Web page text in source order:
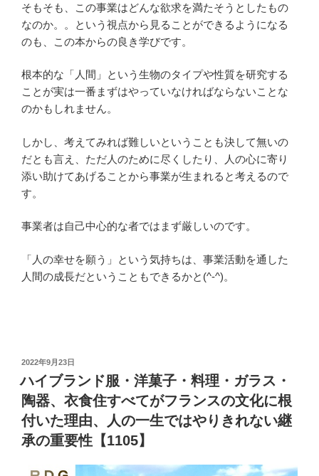
そもそも、この事業はどんな欲求を満たそうとしたもの
なのか。。という視点から見ることができるようになる
のも、この本からの良き学びです。
根本的な「人間」という生物のタイプや性質を研究する
ことが実は一番まずはやっていなければならないことな
のかもしれません。
しかし、考えてみれば難しいということも決して無いの
だとも言え、ただ人のために尽くしたり、人の心に寄り
添い助けてあげることから事業が生まれると考えるので
す。
事業者は自己中心的な者ではまず厳しいのです。
「人の幸せを願う」という気持ちは、事業活動を通した
人間の成長だということもできるかと(^-^)。
投
日:
2022年9月23日
ハイブランド服・洋菓子・料理・ガラス・
陶器、衣食住すべてがフランスの文化に根
付いた理由、人の一生ではやりきれない継
承の重要性【1105】